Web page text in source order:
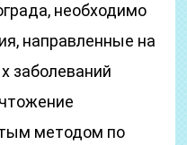
необходимо
направленные на
заболеваний
методом по